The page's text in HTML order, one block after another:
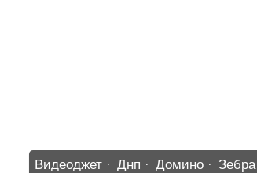
Видеоджет · Днп · Домино · Зебра